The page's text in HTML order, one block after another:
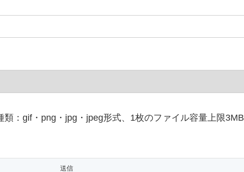
：gif・png・jpg・jpeg形式、1枚のファイル容量上限3MB